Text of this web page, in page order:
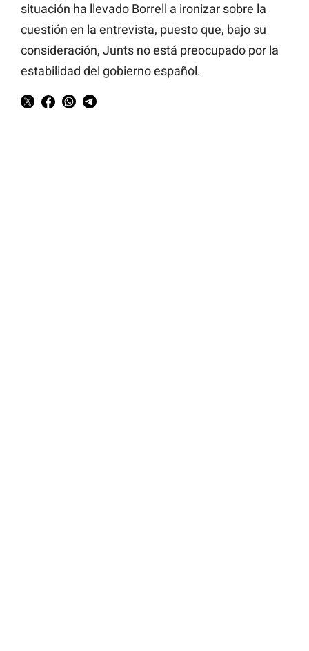
situación ha llevado Borrell a ironizar sobre la
cuestión en la entrevista, puesto que, bajo su
consideración, Junts no está preocupado por la
estabilidad del gobierno español.